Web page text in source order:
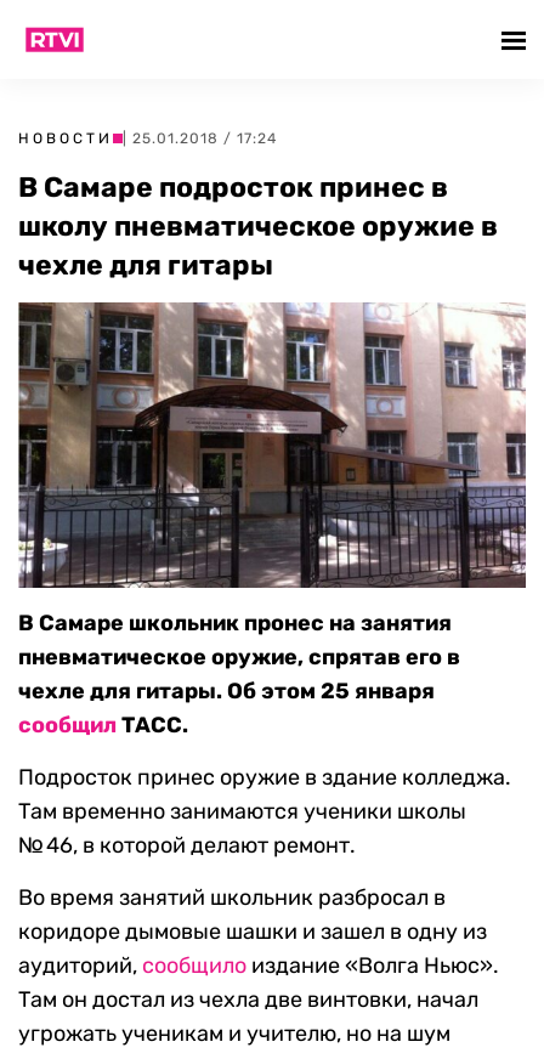
НОВОСТИ | 25.01.2018 / 17:24
В Самаре подросток принес в
школу пневматическое оружие в
чехле для гитары
В Самаре школьник пронес на занятия
пневматическое оружие, спрятав его в
чехле для гитары. Об этом 25 января
сообщилТАСС.
Подросток принес оружие в здание колледжа.
Там временно занимаются ученики школы
№ 46, в которой делают ремонт.
Во время занятий школьник разбросал в
коридоре дымовые шашки и зашел в одну из
аудиторий, сообщило издание «Волга Ньюс».
Там он достал из чехла две винтовки, начал
угрожать ученикам и учителю, но на шум